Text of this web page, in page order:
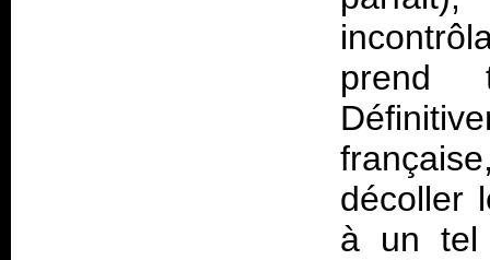
prend
décoller
à un tel